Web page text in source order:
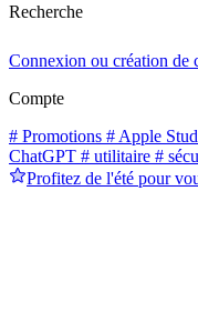
Recherche
Connexion ou création de
Compte
# Promotions # Apple
ChatGPT # utilitaire #
Profitez de l'été pour